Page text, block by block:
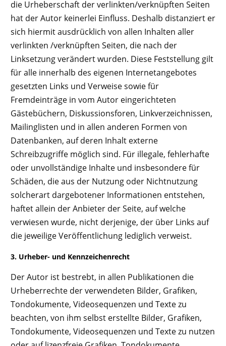
die Urheberschaft der verlinkten/verknüpften Seiten
hat der Autor keinerlei Einfluss. Deshalb distanziert er
sich hiermit ausdrücklich von allen Inhalten aller
verlinkten /verknüpften Seiten, die nach der
Linksetzung verändert wurden. Diese Feststellung gilt
für alle innerhalb des eigenen Internetangebotes
gesetzten Links und Verweise sowie für
Fremdeinträge in vom Autor eingerichteten
Gästebüchern, Diskussionsforen, Linkverzeichnissen,
Mailinglisten und in allen anderen Formen von
Datenbanken, auf deren Inhalt externe
Schreibzugriffe möglich sind. Für illegale, fehlerhafte
oder unvollständige Inhalte und insbesondere für
Schäden, die aus der Nutzung oder Nichtnutzung
solcherart dargebotener Informationen entstehen,
haftet allein der Anbieter der Seite, auf welche
verwiesen wurde, nicht derjenige, der über Links auf
die jeweilige Veröffentlichung lediglich verweist.
3. Urheber- und Kennzeichenrecht
Der Autor ist bestrebt, in allen Publikationen die
Urheberrechte der verwendeten Bilder, Grafiken,
Tondokumente, Videosequenzen und Texte zu
beachten, von ihm selbst erstellte Bilder, Grafiken,
Tondokumente, Videosequenzen und Texte zu nutzen